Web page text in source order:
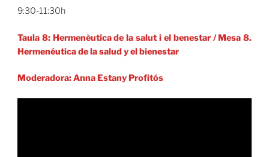
9:30-11:30h
Taula 8: Hermenèutica de la salut i el benestar /Mesa 8.
Hermenéutica de la salud y el bienestar
Moderadora: Anna Estany Profitós